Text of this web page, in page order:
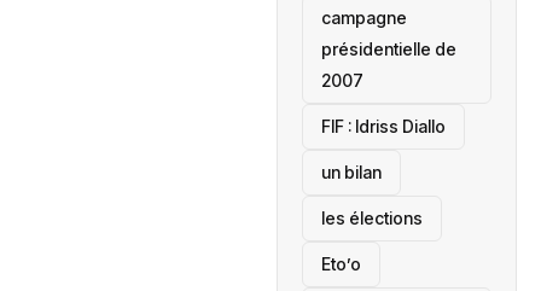
campagne
présidentielle de
2007
‎FIF : Idriss Diallo
un bilan
les élections
Eto’o